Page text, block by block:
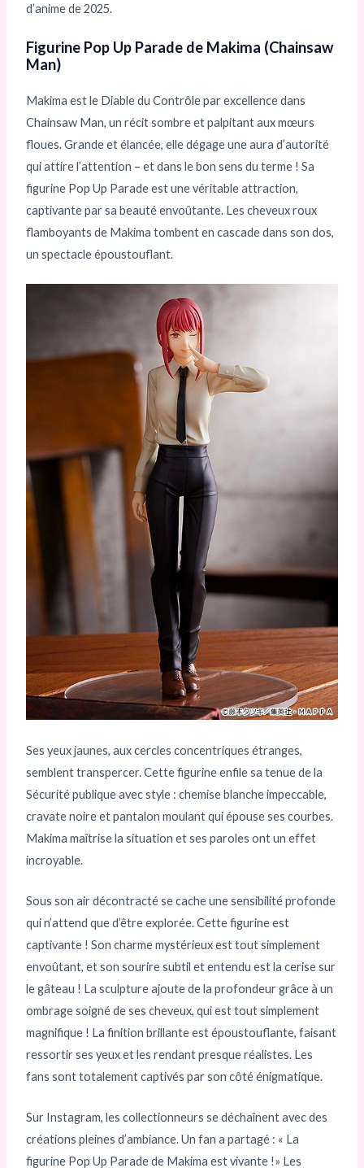
d’anime de 2025.
Figurine Pop Up Parade de Makima (Chainsaw
Man)
Makima est le Diable du Contrôle par excellence dans
Chainsaw Man, un récit sombre et palpitant aux mœurs
floues. Grande et élancée, elle dégage une aura d’autorité
qui attire l’attention – et dans le bon sens du terme ! Sa
figurine Pop Up Parade est une véritable attraction,
captivante par sa beauté envoûtante. Les cheveux roux
flamboyants de Makima tombent en cascade dans son dos,
un spectacle époustouflant.
Ses yeux jaunes, aux cercles concentriques étranges,
semblent transpercer. Cette figurine enfile sa tenue de la
Sécurité publique avec style : chemise blanche impeccable,
cravate noire et pantalon moulant qui épouse ses courbes.
Makima maîtrise la situation et ses paroles ont un effet
incroyable.
Sous son air décontracté se cache une sensibilité profonde
qui n’attend que d’être explorée. Cette figurine est
captivante ! Son charme mystérieux est tout simplement
envoûtant, et son sourire subtil et entendu est la cerise sur
le gâteau ! La sculpture ajoute de la profondeur grâce à un
ombrage soigné de ses cheveux, qui est tout simplement
magnifique ! La finition brillante est époustouflante, faisant
ressortir ses yeux et les rendant presque réalistes. Les
fans sont totalement captivés par son côté énigmatique.
Sur Instagram, les collectionneurs se déchaînent avec des
créations pleines d’ambiance. Un fan a partagé : « La
figurine Pop Up Parade de Makima est vivante !» Les